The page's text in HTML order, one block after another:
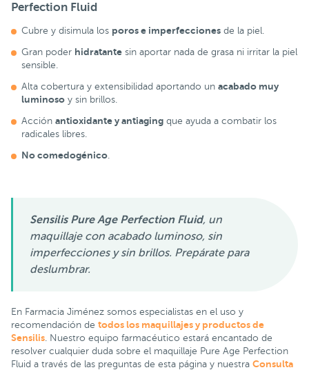
Perfection Fluid
Cubre y disimula los poros e imperfecciones de la piel.
Gran poder hidratante sin aportar nada de grasa ni irritar la piel
sensible.
Alta cobertura y extensibilidad aportando un acabado muy
luminoso y sin brillos.
Acción antioxidante y antiaging que ayuda a combatir los
radicales libres.
No comedogénico
Sensilis Pure Age Perfection Fluid, un
maquillaje con acabado luminoso, sin
imperfecciones y sin brillos. Prepárate para
deslumbrar.
En Farmacia Jiménez somos especialistas en el uso y
recomendación de todos los maquillajes y productos de
Sensilis . Nuestro equipo farmacéutico estará encantado de
resolver cualquier duda sobre el maquillaje Pure Age Perfection
Fluid a través de las preguntas de esta página y nuestra Consulta